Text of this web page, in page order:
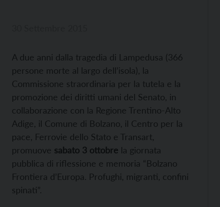
A due anni dalla tragedia di Lampedusa (366
persone morte al largo dell’isola), la
Commissione straordinaria per la tutela e la
promozione dei diritti umani del Senato, in
collaborazione con la Regione Trentino-Alto
Adige, il Comune di Bolzano, il Centro per la
pace, Ferrovie dello Stato e Transart,
promuove sabato 3 ottobre la giornata
pubblica di riflessione e memoria “Bolzano
Frontiera d’Europa. Profughi, migranti, confini
spinati”.